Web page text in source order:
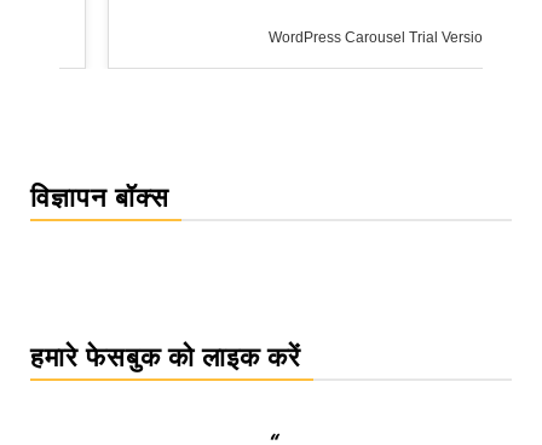
WordPress Carousel Trial Version
विज्ञापन बॉक्स
हमारे फेसबुक को लाइक करें